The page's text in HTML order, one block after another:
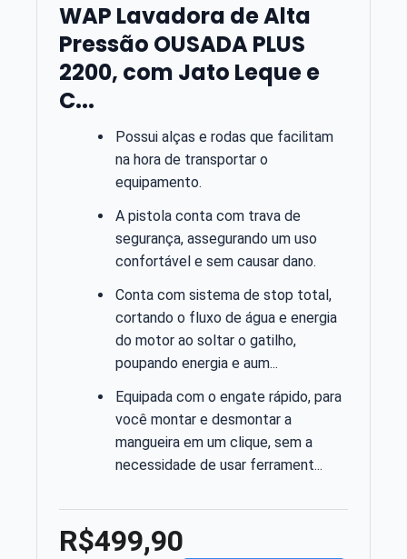
WAP Lavadora de Alta
Pressão OUSADA PLUS
2200, com Jato Leque e
C...
Possui alças e rodas que facilitam
na hora de transportar o
equipamento.
A pistola conta com trava de
segurança, assegurando um uso
confortável e sem causar dano.
Conta com sistema de stop total,
cortando o fluxo de água e energia
do motor ao soltar o gatilho,
poupando energia e aum...
Equipada com o engate rápido, para
você montar e desmontar a
mangueira em um clique, sem a
necessidade de usar ferrament...
R$499,90